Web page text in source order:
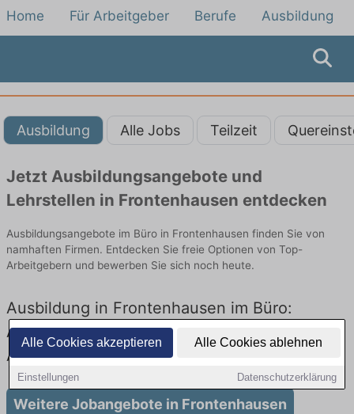
Alle Cookies akzeptieren Alle Cookies ablehnen
Einstellungen Datenschutzerklärung
Home Für Arbeitgeber Berufe Ausbildung
Ausbildung Alle Jobs Teilzeit
Jetzt Ausbildungsangebote und
Lehrstellen in Frontenhausen entdecken
Ausbildungsangebote im Büro in Frontenhausen finden Sie von
namhaften Firmen. Entdecken Sie freie Optionen von Top-
Arbeitgebern und bewerben Sie sich noch heute.
Ausbildung in Frontenhausen im Büro:
Aktuell gibt es keine Stellenangebote für
Ausbildung in Frontenhausen
Weitere Jobangebote in Frontenhausen